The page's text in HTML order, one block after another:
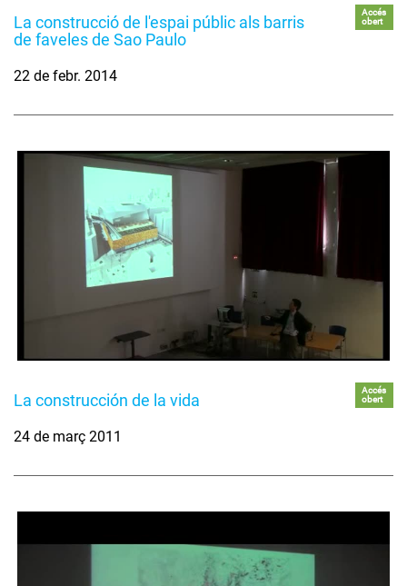
La construcció de l'espai públic als barris
de faveles de Sao Paulo
Accés
obert
22 de febr. 2014
La construcción de la vida
Accés
obert
24 de març 2011